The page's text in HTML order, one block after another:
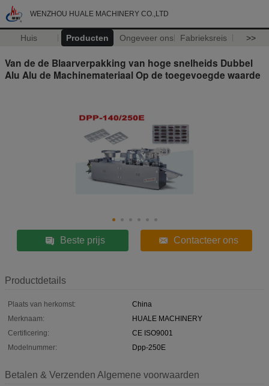
WENZHOU HUALE MACHINERY CO.,LTD
Huis Producten Ongeveer ons Fabrieksreis >>
Van de de Blaarverpakking van hoge snelheids Dubbel
Alu Alu de Machinemateriaal Op de toegevoegde waarde
Beste prijs Contacteer ons
Productdetails
Plaats van herkomst:
China
Merknaam:
HUALE MACHINERY
Certificering:
CE ISO9001
Modelnummer:
Dpp-250E
Betalen & Verzenden Algemene voorwaarden